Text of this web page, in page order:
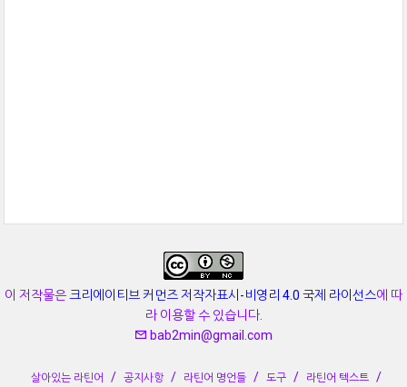
이 저작물은크리에이티브 커먼즈 저작자표시-비영리 4.0 국제 라이선스에 따
라 이용할 수 있습니다.
bab2min@gmail.com
살아있는 라틴어 공지사항 라틴어 명언들 도구 라틴어 텍스트